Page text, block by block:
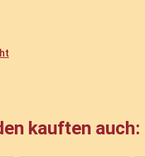
kauften auch: